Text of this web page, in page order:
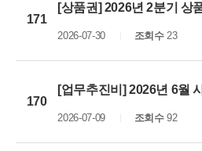
171
[상품권] 2026년 2분기 상
2026-07-30 조회수23
170
[업무추진비] 2026년 6월
2026-07-09 조회수92